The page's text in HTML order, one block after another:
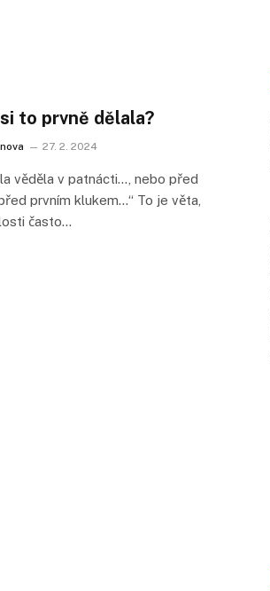
to prvně dělala?
27. 2. 2024
věděla v patnácti…, nebo před
prvním klukem…“ To je věta,
často…